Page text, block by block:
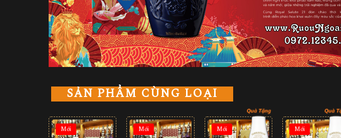
SẢN PHẨM CÙNG LOẠI
Mới Mới Mới Mới